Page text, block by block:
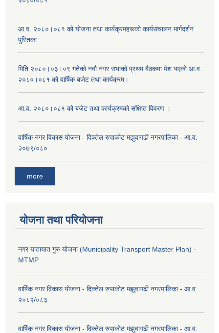
आ.व. २०८०।०८१ को योजना तथा कार्यक्रमहरूको कार्यसंचालन मार्गदर्शन
पुस्तिका
मिति २०८०।०३।०९ गतेको नवौ नगर सभाको प्रथम बैठकमा पेश भएको आ.व.
२०८०।०८१ को वार्षिक बजेट तथा कार्यक्रम।
आ.व. २०८०।०८१ को बजेट तथा कार्यक्रमको संक्षिप्त विवरण ।
वार्षिक नगर विकास योजना - दिक्तेल रुपाकोट मझुवागढी नगरपालिका - आ.व.
२०७९/०८०
more
योजना तथा परियोजना
नगर यातायात गुरु योजना (Municipality Transport Master Plan) -
MTMP
वार्षिक नगर विकास योजना - दिक्तेल रुपाकोट मझुवागढी नगरपालिका - आ.व.
२०८२/०८३
वार्षिक नगर विकास योजना - दिक्तेल रुपाकोट मझुवागढी नगरपालिका - आ.व.